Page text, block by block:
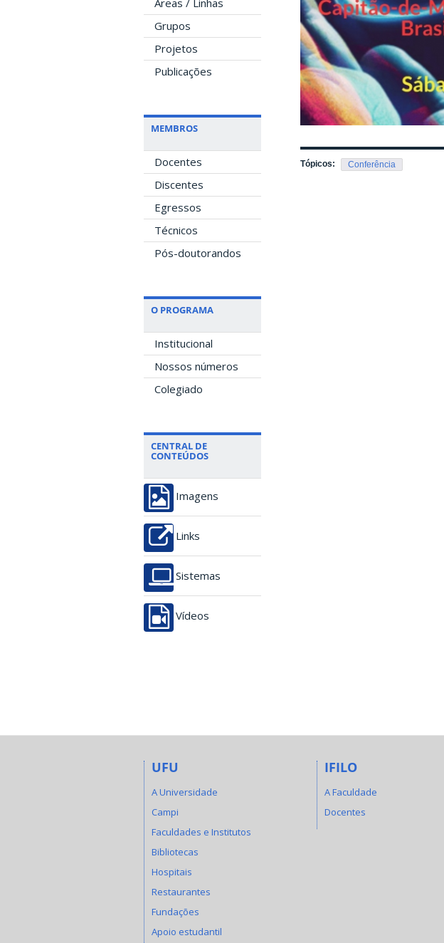
Áreas / Linhas
Grupos
Projetos
Publicações
MEMBROS
Docentes
Discentes
Egressos
Técnicos
Pós-doutorandos
O PROGRAMA
Institucional
Nossos números
Colegiado
CENTRAL DE
CONTEÚDOS
Imagens
Links
Sistemas
Vídeos
Tópicos: Conferência
UFU
A Universidade
Campi
Faculdades e Institutos
Bibliotecas
Hospitais
Restaurantes
Fundações
Apoio estudantil
IFILO
A Faculdade
Docentes